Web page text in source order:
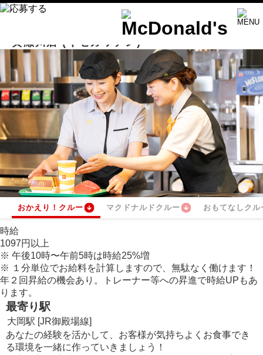
黄瀬川店 (キセガワテン)
おかえり！クルー マクドナルドクルー おもてなしクル
時給
1097円 以上
※ 午後10時〜午前5時は時給25%増
※ １分単位でお給料を計算しますので、無駄なく働けます！
年２回昇給の機会あり。トレーナー等への昇進で時給UPもあ
ります。
最寄り駅
大岡駅 [JR御殿場線]
あなたの経験を活かして、お客様が気持ちよくお食事でき
る環境を一緒に作っていきましょう！